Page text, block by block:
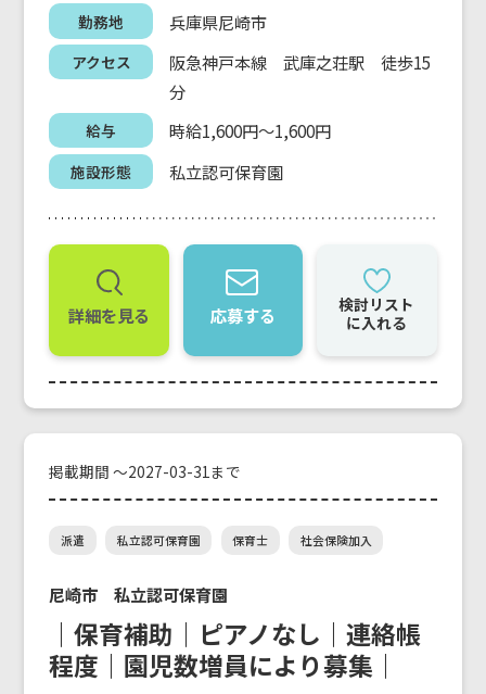
勤務地 兵庫県尼崎市
アクセス
阪急神戸本線 武庫之荘駅 徒歩15
分
給与 時給1,600円～1,600円
施設形態 私立認可保育園
詳細を見る 応募する
検討リスト
に入れる
掲載期間 ～2027-03-31まで
派遣 私立認可保育園 保育士 社会保険加入
尼崎市 私立認可保育園
｜保育補助｜ピアノなし｜連絡帳
程度｜園児数増員により募集｜